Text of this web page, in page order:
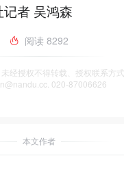
记者 吴鸿森
阅读 8292
经授权不得转载、授权联系方式
020-87006626
本文作者